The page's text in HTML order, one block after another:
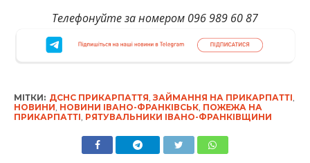
Телефонуйте за номером 096 989 60 87
МІТКИ: ДСНС ПРИКАРПАТТЯ, ЗАЙМАННЯ НА ПРИКАРПАТТІ,
НОВИНИ, НОВИНИ ІВАНО-ФРАНКІВСЬК, ПОЖЕЖА НА
ПРИКАРПАТТІ, РЯТУВАЛЬНИКИ ІВАНО-ФРАНКІВЩИНИ